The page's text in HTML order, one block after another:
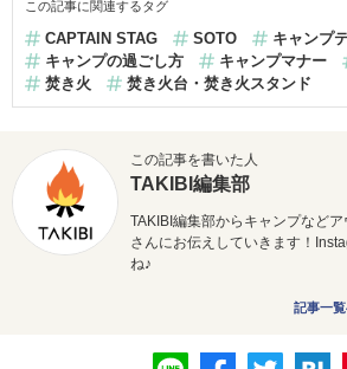
この記事に関連するタグ
CAPTAIN STAG SOTO
キャンプ
キャンプの過ごし方
キャンプマナー
焚き火
焚き火台・焚き火スタンド
この記事を書いた人
TAKIBI編集部
TAKIBI編集部からキャンプなど
さんにお伝えしていきます！
ね♪
記事一